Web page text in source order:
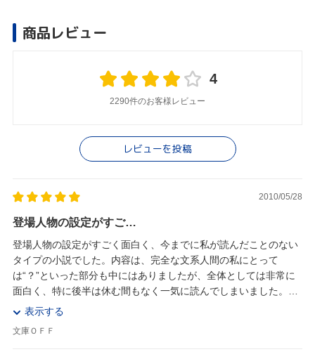
商品レビュー
4
2290件のお客様レビュー
レビューを投稿
2010/05/28
登場人物の設定がすご…
登場人物の設定がすごく面白く、今までに私が読んだことのない
タイプの小説でした。内容は、完全な文系人間の私にとって
は“？”といった部分も中にはありましたが、全体としては非常に
面白く、特に後半は休む間もなく一気に読んでしまいました。他
のＳ＆Ｍシリーズもぜひ呼んでみたいと思わせる内容で...
表示する
文庫ＯＦＦ